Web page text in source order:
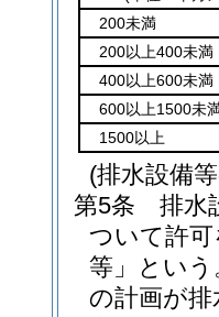
200未満
200以上400未満
400以上600未満
600以上1500未
1500以上
(排水設備
第5条
排水
ついて許
等」という
の計画が